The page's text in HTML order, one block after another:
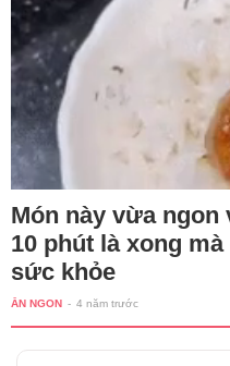
Món này vừa
10 phút là xong
sức khỏe
ĂN NGON - 4 năm trước